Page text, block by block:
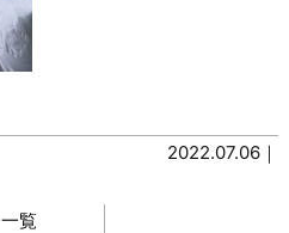
2022.07.06｜
一覧